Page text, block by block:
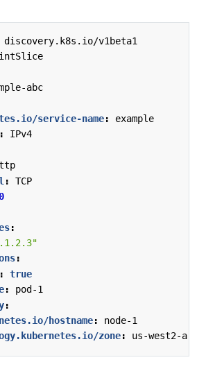
discovery.k8s.io/v1beta1
abc
service-name:
example
:
IPv4
:
TCP
:
:
:
true
:
pod-1
:
hostname:
node-1
zone: us-west2-a